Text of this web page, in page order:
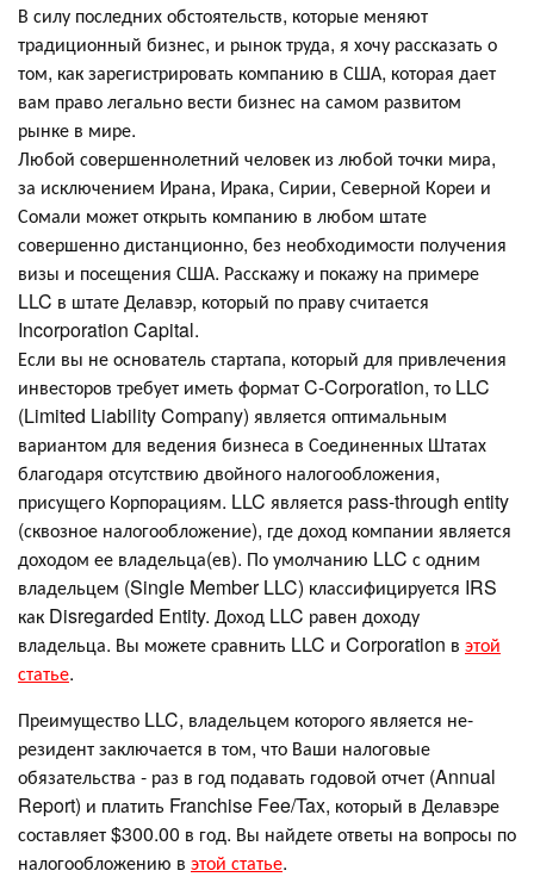
В силу последних обстоятельств, которые меняют
традиционный бизнес, и рынок труда, я хочу рассказать о
том, как зарегистрировать компанию в США, которая дает
вам право легально вести бизнес на самом развитом
рынке в мире.
Любой совершеннолетний человек из любой точки мира,
за исключением Ирана, Ирака, Сирии, Северной Кореи и
Сомали может открыть компанию в любом штате
совершенно дистанционно, без необходимости получения
визы и посещения США. Расскажу и покажу на примере
LLC в штате Делавэр, который по праву считается
Incorporation Capital.
Если вы не основатель стартапа, который для привлечения
инвесторов требует иметь формат C-Corporation, то LLC
(Limited Liability Company) является оптимальным
вариантом для ведения бизнеса в Соединенных Штатах
благодаря отсутствию двойного налогообложения,
присущего Корпорациям. LLC является pass-through entity
(сквозное налогообложение), где доход компании является
доходом ее владельца(ев). По умолчанию LLC с одним
владельцем (Single Member LLC) классифицируется IRS
как Disregarded Entity. Доход LLC равен доходу
владельца. Вы можете сравнить LLC и Corporation в этой
статье.
Преимущество LLC, владельцем которого является не-
резидент заключается в том, что Ваши налоговые
обязательства - раз в год подавать годовой отчет (Annual
Report) и платить Franchise Fee/Tax, который в Делавэре
составляет $300.00 в год. Вы найдете ответы на вопросы по
налогообложению в этой статье.